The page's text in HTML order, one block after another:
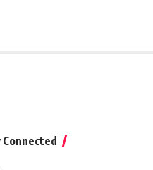
Connected